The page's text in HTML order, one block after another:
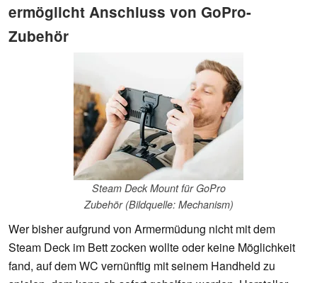
ermöglicht Anschluss von GoPro-
Zubehör
Steam Deck Mount für GoPro
Zubehör (Bildquelle: Mechanism)
Wer bisher aufgrund von Armermüdung nicht mit dem
Steam Deck im Bett zocken wollte oder keine Möglichkeit
fand, auf dem WC vernünftig mit seinem Handheld zu